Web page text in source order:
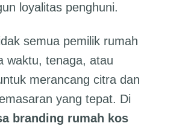
loyalitas penghuni.
semua pemilik rumah
waktu, tenaga, atau
merancang citra dan
yang tepat. Di
branding rumah kos